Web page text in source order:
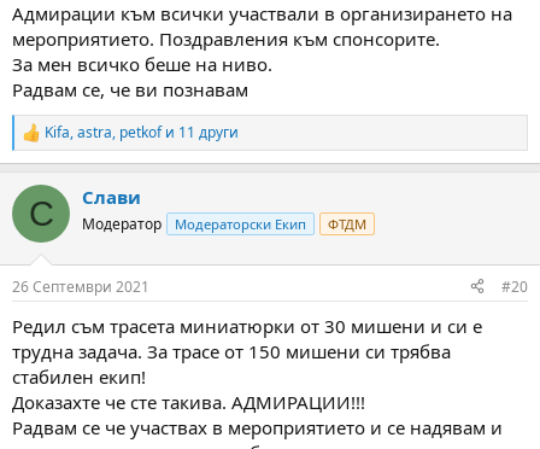
Адмирации към всички участвали в организирането на
мероприятието. Поздравления към спонсорите.
За мен всичко беше на ниво.
Радвам се, че ви познавам
R
e
c
i
s
Kifa,astra, petkofи 11 други
С Слави
Модератор Модераторски Екип ФТДМ
26 Септември 2021 #20
Редил съм трасета миниатюрки от 30 мишени и си е
трудна задача. За трасе от 150 мишени си трябва
стабилен екип!
Доказахте че сте такива. АДМИРАЦИИ!!!
Радвам се че участвах в мероприятието и се надявам и